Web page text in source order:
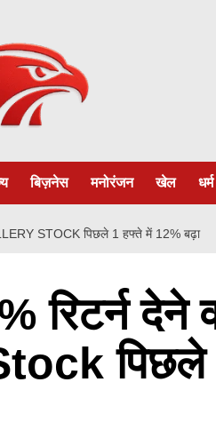
बिज़नेस मनोरंजन खेल धर्म
STOCK पिछले 1 हफ्ते में 12% बढ़ा
रिटर्न देने
पिछले